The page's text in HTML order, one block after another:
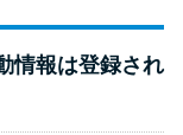
情報は登録され